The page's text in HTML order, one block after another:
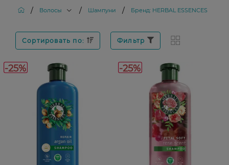
/ Волосы / Шампуни / Бренд: HERBAL ESSENCES
Сортировать по: Фильтр
-25% -25%